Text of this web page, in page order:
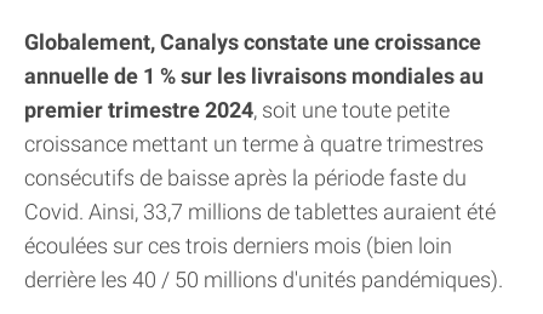
Globalement, Canalys constate une croissance
annuelle de 1 % sur les livraisons mondiales au
premier trimestre 2024, soit une toute petite
croissance mettant un terme à quatre trimestres
consécutifs de baisse après la période faste du
Covid. Ainsi, 33,7 millions de tablettes auraient été
écoulées sur ces trois derniers mois (bien loin
derrière les 40 / 50 millions d'unités pandémiques).